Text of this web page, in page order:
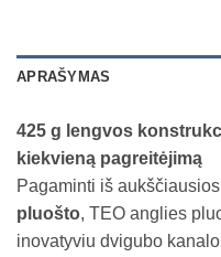
APRAŠYMAS
425 g lengvos
kiekvieną pagreitėjimą
Pagaminti iš
pluošto, TEO anglies
inovatyviu dvigubo